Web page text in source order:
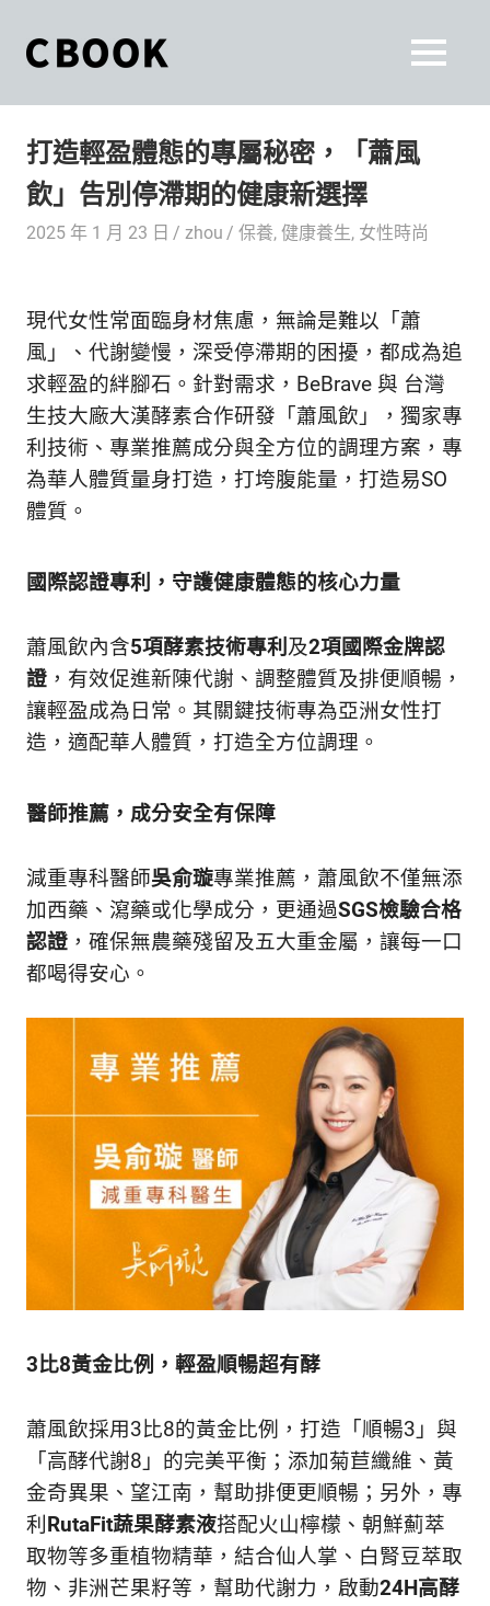
content
和
你
一
活
出
自
己
的
活
態
度
World.」
是
近
你/
妳
生
活
的
雜
誌。
最
豐
時
尚
潮
生
旅
遊、
性
星
座、
獵
奇
鮮
獨
找
到
屬
的
活
態
度。
MENU
打造輕盈體態的專屬秘密，「蕭風
飲」告別停滯期的健康新選擇
2025 年 1 月 23 日 zhou 保養,健康養生, 女性時尚
現代女性常面臨身材焦慮，無論是難以「蕭
風」、代謝變慢，深受停滯期的困擾，都成為追
求輕盈的絆腳石。針對需求， BeBrave 與 台灣
生技大廠大漢酵素合作研發「蕭風飲」，獨家專
利技術、專業推薦成分與全方位的調理方案，專
為華人體質量身打造，打垮腹能量，打造易SO
體質。
國際認證專利，守護健康體態的核心力量
蕭風飲內含5項酵素技術專利 及2項國際金牌認
證 ，有效促進新陳代謝、調整體質及排便順暢，
讓輕盈成為日常。其關鍵技術專為亞洲女性打
造，適配華人體質，打造全方位調理。
醫師推薦，成分安全有保障
減重專科醫師吳俞璇專業推薦，蕭風飲不僅無添
加西藥、瀉藥或化學成分，更通過SGS檢驗合格
認證 ，確保無農藥殘留及五大重金屬，讓每一口
都喝得安心。
3比8黃金比例，輕盈順暢超有酵
蕭風飲採用3比8的黃金比例，打造「順暢3」與
「高酵代謝8」的完美平衡；添加菊苣纖維、黃
金奇異果、望江南，幫助排便更順暢；另外，專
利 RutaFit蔬果酵素液搭配火山檸檬、朝鮮薊萃
取物等多重植物精華，結合仙人掌、白腎豆萃取
物、非洲芒果籽等，幫助代謝力，啟動24H高酵